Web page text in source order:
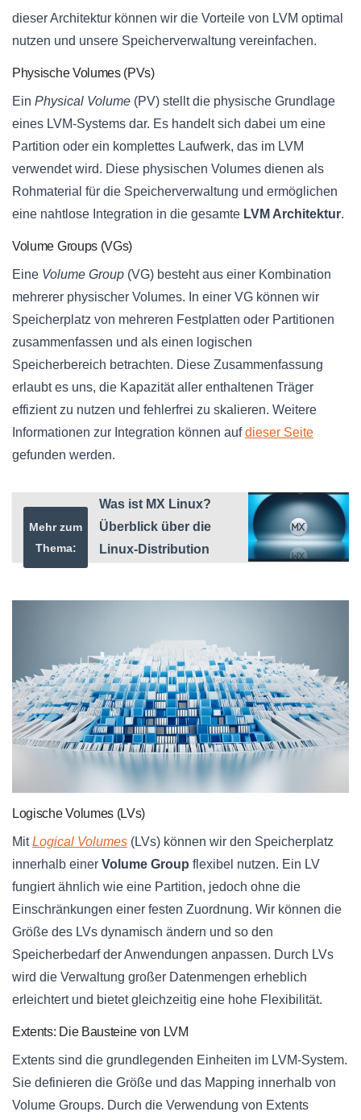
dieser Architektur können wir die Vorteile von LVM optimal
nutzen und unsere Speicherverwaltung vereinfachen.
Physische Volumes (PVs)
Ein Physical Volume (PV) stellt die physische Grundlage
eines LVM-Systems dar. Es handelt sich dabei um eine
Partition oder ein komplettes Laufwerk, das im LVM
verwendet wird. Diese physischen Volumes dienen als
Rohmaterial für die Speicherverwaltung und ermöglichen
eine nahtlose Integration in die gesamte LVM Architektur.
Volume Groups (VGs)
Eine Volume Group (VG) besteht aus einer Kombination
mehrerer physischer Volumes. In einer VG können wir
Speicherplatz von mehreren Festplatten oder Partitionen
zusammenfassen und als einen logischen
Speicherbereich betrachten. Diese Zusammenfassung
erlaubt es uns, die Kapazität aller enthaltenen Träger
effizient zu nutzen und fehlerfrei zu skalieren. Weitere
Informationen zur Integration können aufdieser Seite
gefunden werden.
Mehr zum
Thema:
Was ist MX Linux?
Überblick über die
Linux-Distribution
Logische Volumes (LVs)
MitLogical Volumes (LVs) können wir den Speicherplatz
innerhalb einer Volume Group flexibel nutzen. Ein LV
fungiert ähnlich wie eine Partition, jedoch ohne die
Einschränkungen einer festen Zuordnung. Wir können die
Größe des LVs dynamisch ändern und so den
Speicherbedarf der Anwendungen anpassen. Durch LVs
wird die Verwaltung großer Datenmengen erheblich
erleichtert und bietet gleichzeitig eine hohe Flexibilität.
Extents: Die Bausteine von LVM
Extents sind die grundlegenden Einheiten im LVM-System.
Sie definieren die Größe und das Mapping innerhalb von
Volume Groups. Durch die Verwendung von Extents